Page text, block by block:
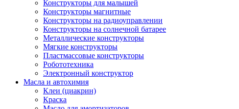
Конструкторы для малышей
Конструкторы магнитные
Конструкторы на радиоуправлении
Конструкторы на солнечной батарее
Металлические конструкторы
Мягкие конструкторы
Пластмассовые конструкторы
Робототехника
Электронный конструктор
Масла и автохимия
Клеи (циакрин)
Краска